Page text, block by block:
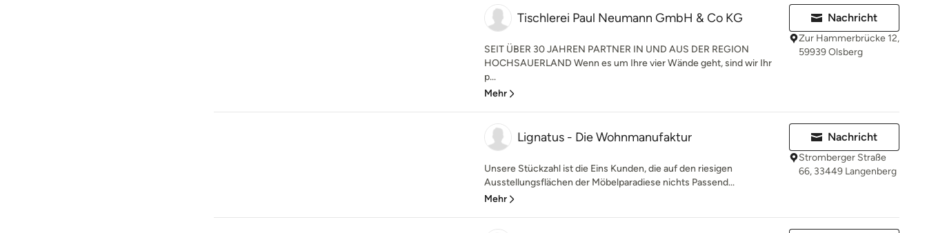
Tischlerei Paul Neumann GmbH & Co KG
SEIT ÜBER 30 JAHREN PARTNER IN UND AUS DER REGION
HOCHSAUERLAND Wenn es um Ihre vier Wände geht, sind wir Ihr
p...
Mehr
Nachricht
Zur Hammerbrücke 12,
59939 Olsberg
Lignatus - Die Wohnmanufaktur
Unsere Stückzahl ist die Eins Kunden, die auf den riesigen
Ausstellungsflächen der Möbelparadiese nichts Passend...
Mehr
Nachricht
Stromberger Straße
66, 33449 Langenberg